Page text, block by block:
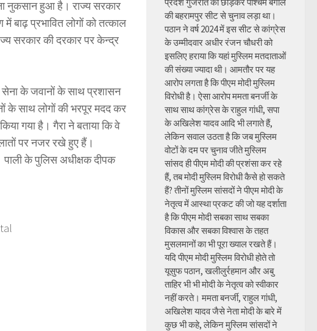
नुकसान हुआ है। राज्य सरकार
बाढ़ प्रभावित लोगों को तत्काल
सरकार की दरकार पर केन्द्र
के जवानों के साथ प्रशासन
के साथ लोगों की भरपूर मदद कर
गया है। गैरा ने बताया कि वे
पर नजर रखे हुए हैं।
के पुलिस अधीक्षक दीपक
की बहरामपुर सीट से चुनाव लड़ा था।
पठान ने वर्ष 2024 में इस सीट से कांग्रेस
के उम्मीदवार अधीर रंजन चौधरी को
इसलिए हराया कि यहां मुस्लिम मतदाताओं
की संख्या ज्यादा थी। आमतौर पर यह
आरोप लगता है कि पीएम मोदी मुस्लिम
विरोधी है। ऐसा आरोप ममता बनर्जी के
साथ साथ कांग्रेस के राहुल गांधी, सपा
के अखिलेश यादव आदि भी लगाते हैं,
लेकिन सवाल उठता है कि जब मुस्लिम
वोटों के दम पर चुनाव जीते मुस्लिम
सांसद ही पीएम मोदी की प्रशंसा कर रहे
हैं, तब मोदी मुस्लिम विरोधी कैसे हो सकते
हैं? तीनों मुस्लिम सांसदों ने पीएम मोदी के
नेतृत्व में आस्था प्रकट की जो यह दर्शाता
है कि पीएम मोदी सबका साथ सबका
विकास और सबका विश्वास के तहत
मुसलमानों का भी पूरा ख्याल रखते हैं।
यदि पीएम मोदी मुस्लिम विरोधी होते तो
यूसुफ पठान, खलीलुर्रहमान और अबु
ताहिर भी भी मोदी के नेतृत्व को स्वीकार
नहीं करते। ममता बनर्जी, राहुल गांधी,
अखिलेश यादव जैसे नेता मोदी के बारे में
कुछ भी कहे, लेकिन मुस्लिम सांसदों ने